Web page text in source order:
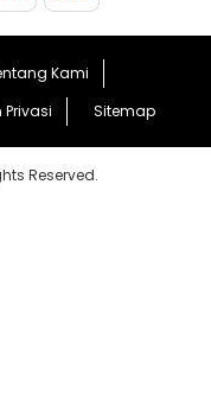
Kami
Privasi Sitemap
Reserved.